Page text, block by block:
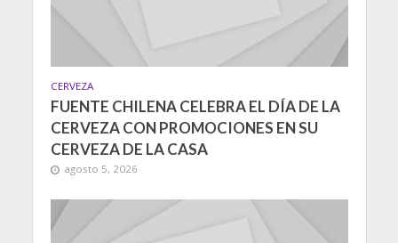
CERVEZA
FUENTE CHILENA CELEBRA EL DÍA DE LA
CERVEZA CON PROMOCIONES EN SU
CERVEZA DE LA CASA
agosto 5, 2026